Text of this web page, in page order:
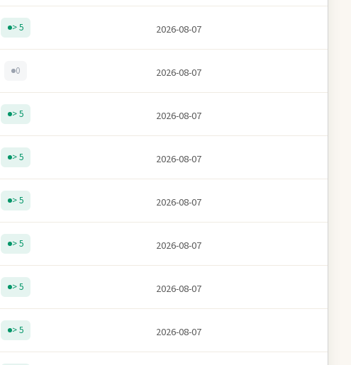
> 5 2026-08-07
0 2026-08-07
> 5 2026-08-07
> 5 2026-08-07
> 5 2026-08-07
> 5 2026-08-07
> 5 2026-08-07
> 5 2026-08-07